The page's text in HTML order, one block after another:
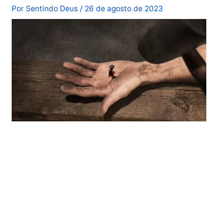
Por Sentindo Deus / 26 de agosto de 2023